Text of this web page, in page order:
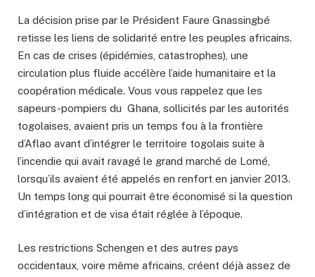
La décision prise par le Président Faure Gnassingbé
retisse les liens de solidarité entre les peuples africains.
En cas de crises (épidémies, catastrophes), une
circulation plus fluide accélère l’aide humanitaire et la
coopération médicale. Vous vous rappelez que les
sapeurs-pompiers du Ghana, sollicités par les autorités
togolaises, avaient pris un temps fou à la frontière
d’Aflao avant d’intégrer le territoire togolais suite à
l’incendie qui avait ravagé le grand marché de Lomé,
lorsqu’ils avaient été appelés en renfort en janvier 2013.
Un temps long qui pourrait être économisé si la question
d’intégration et de visa était réglée à l’époque.
Les restrictions Schengen et des autres pays
occidentaux, voire même africains, créent déjà assez de